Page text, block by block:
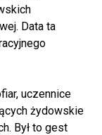
Data ta
uczennice
żydowskie
Był to gest